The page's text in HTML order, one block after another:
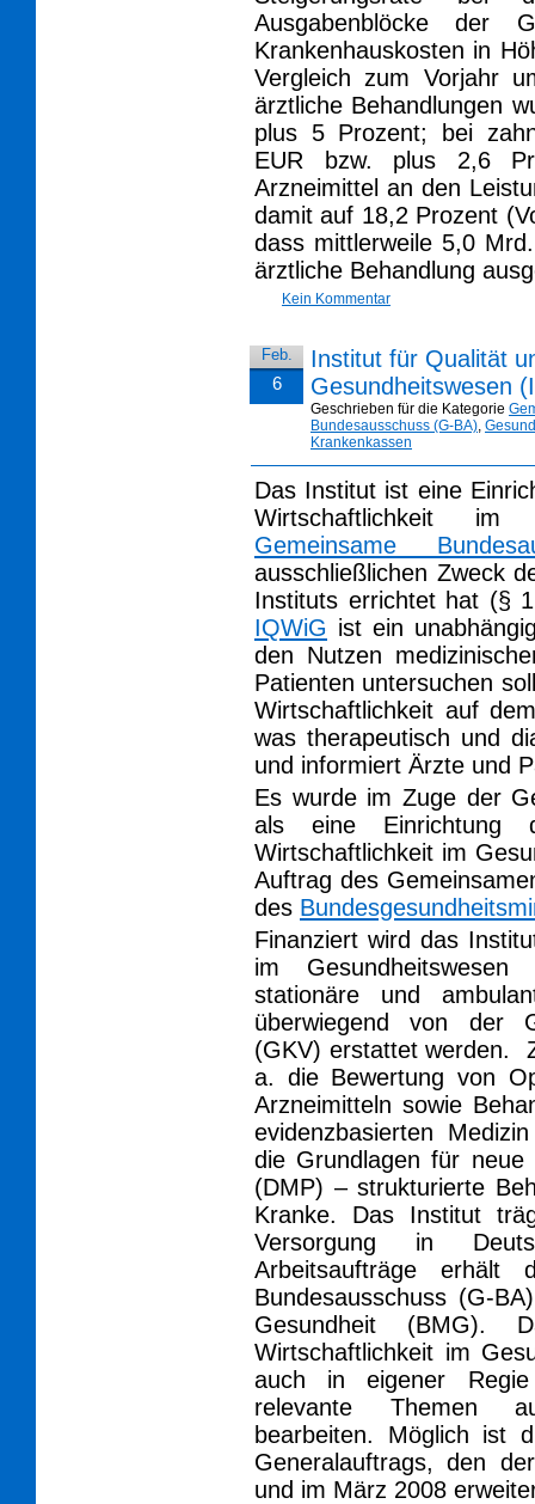
Ausgabenblöcke der
Krankenhauskosten in
Vergleich zum Vorjahr
ärztliche Behandlungen
plus 5 Prozent; bei
EUR bzw. plus 2,6
Arzneimittel an den
damit auf 18,2 Prozent
dass mittlerweile 5,0
ärztliche Behandlung
Kein Kommentar
Feb.
6
Institut für Qualität
Gesundheitswesen
Geschrieben für die Kategorie
Bundesausschuss (G-BA),
Krankenkassen
Das Institut ist eine
Wirtschaftlichkeit im
Gemeinsame
ausschließlichen Zweck
Instituts errichtet hat (§
IQWiG ist ein
den Nutzen
Patienten untersuchen
Wirtschaftlichkeit auf
was therapeutisch und
und informiert Ärzte und
Es wurde im Zuge der
als eine Einrichtung
Wirtschaftlichkeit im
Auftrag des
des
Finanziert wird das
im Gesundheitswesen
stationäre und
überwiegend von der
(GKV) erstattet werden.
a. die Bewertung von
Arzneimitteln sowie
evidenzbasierten
die Grundlagen für neue
(DMP) – strukturierte
Kranke. Das Institut
Versorgung in
Arbeitsaufträge erhält
Bundesausschuss (G-
Gesundheit (BMG).
Wirtschaftlichkeit im
auch in eigener Regie
relevante Themen
bearbeiten. Möglich ist
Generalauftrags, den
und im März 2008